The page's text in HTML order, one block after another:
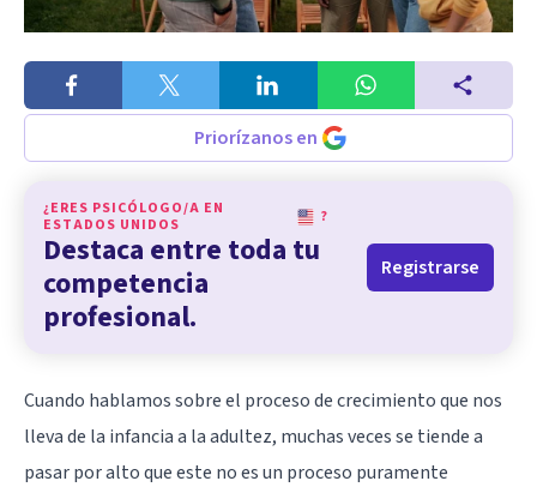
Priorízanos en
¿ERES PSICÓLOGO/A EN
ESTADOS UNIDOS
?
Destaca entre toda tu
competencia
profesional.
Registrarse
Cuando hablamos sobre el proceso de crecimiento que nos
lleva de la infancia a la adultez, muchas veces se tiende a
pasar por alto que este no es un proceso puramente